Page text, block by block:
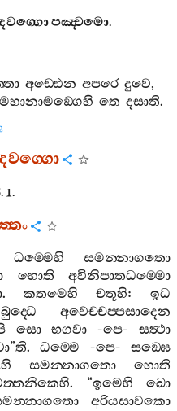
පඤ‍්චමො.
අඩ‍්ඪෙන අපරෙ දුවෙ,
මහානාමඞ‍්ගෙහි තෙ දසාති.
1.
ධම‍්මෙහි
සමන‍්නාගතො
හොති
අවිනිපාතධම‍්මො
. කතමෙහි චතූහි: ඉධ
බුද‍්ධෙ
අවෙච‍්චප‍්පසාදෙන
සො භගවා -පෙ-සත්‍ථා
”ති.ධම‍්මෙ -පෙ-සඞ‍්ඝෙ
සමන‍්නාගතො
හොති
. “ඉමෙහි
ඛො
අරියසාවකො